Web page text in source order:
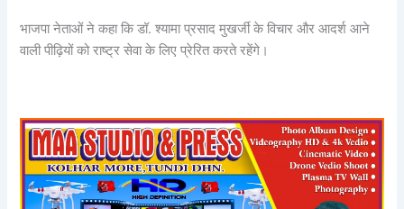
भाजपा नेताओं ने कहा कि डॉ. श्यामा प्रसाद मुखर्जी के विचार और आदर्श आने
वाली पीढ़ियों को राष्ट्र सेवा के लिए प्रेरित करते रहेंगे।